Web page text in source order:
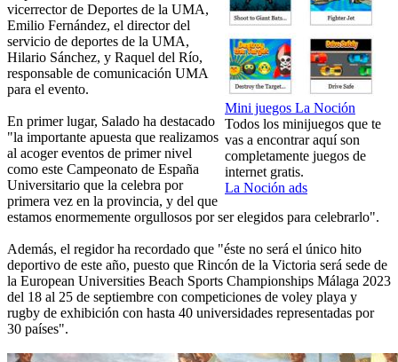
Mini juegos La Noción
Todos los minijuegos que te
vas a encontrar aquí son
completamente juegos de
internet gratis.
La Noción ads
vicerrector de Deportes de la UMA,
Emilio Fernández, el director del
servicio de deportes de la UMA,
Hilario Sánchez, y Raquel del Río,
responsable de comunicación UMA
para el evento.
En primer lugar, Salado ha destacado
"la importante apuesta que realizamos
al acoger eventos de primer nivel
como este Campeonato de España
Universitario que la celebra por
primera vez en la provincia, y del que
estamos enormemente orgullosos por ser elegidos para celebrarlo".
Además, el regidor ha recordado que "éste no será el único hito
deportivo de este año, puesto que Rincón de la Victoria será sede de
la European Universities Beach Sports Championships Málaga 2023
del 18 al 25 de septiembre con competiciones de voley playa y
rugby de exhibición con hasta 40 universidades representadas por
30 países".